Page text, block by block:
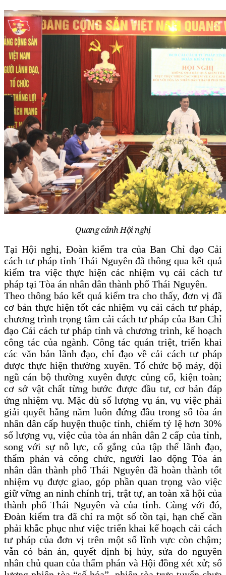
Quang cảnh Hội nghị
Tại Hội nghị, Đoàn kiểm tra của Ban Chỉ đạo Cải
cách tư pháp tỉnh Thái Nguyên đã thông qua kết quả
kiểm tra việc thực hiện các nhiệm vụ cải cách tư
pháp tại Tòa án nhân dân thành phố Thái Nguyên.
Theo thông báo kết quả kiểm tra cho thấy, đơn vị đã
cơ bản thực hiện tốt các nhiệm vụ cải cách tư pháp,
chương trình trọng tâm cải cách tư pháp của Ban Chỉ
đạo Cải cách tư pháp tỉnh và chương trình, kế hoạch
công tác của ngành. Công tác quán triệt, triển khai
các văn bản lãnh đạo, chỉ đạo về cải cách tư pháp
được thực hiện thường xuyên. Tổ chức bộ máy, đội
ngũ cán bộ thường xuyên được củng cố, kiện toàn;
cơ sở vật chất từng bước được đầu tư, cơ bản đáp
ứng nhiệm vụ. Mặc dù số lượng vụ án, vụ việc phải
giải quyết hằng năm luôn đứng đầu trong số tòa án
nhân dân cấp huyện thuộc tỉnh, chiếm tỷ lệ hơn 30%
số lượng vụ, việc của tòa án nhân dân 2 cấp của tỉnh,
song với sự nỗ lực, cố gắng của tập thể lãnh đạo,
thẩm phán và công chức, người lao động Tòa án
nhân dân thành phố Thái Nguyên đã hoàn thành tốt
nhiệm vụ được giao, góp phần quan trọng vào việc
giữ vững an ninh chính trị, trật tự, an toàn xã hội của
thành phố Thái Nguyên và của tỉnh. Cùng với đó,
Đoàn kiểm tra đã chỉ ra một số tồn tại, hạn chế cần
phải khắc phục như việc triển khai kế hoạch cải cách
tư pháp của đơn vị trên một số lĩnh vực còn chậm;
vẫn có bản án, quyết định bị hủy, sửa do nguyên
nhân chủ quan của thẩm phán và Hội đồng xét xử; số